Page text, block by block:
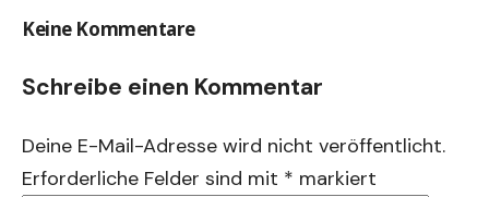
Keine Kommentare
Schreibe einen Kommentar
Deine E-Mail-Adresse wird nicht veröffentlicht.
Erforderliche Felder sind mit * markiert